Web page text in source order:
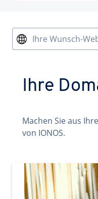
Ihre Wunsch-
Ihre
Machen Sie aus
von IONOS.